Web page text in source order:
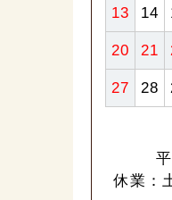
13 14
20 21
27 28
休業：